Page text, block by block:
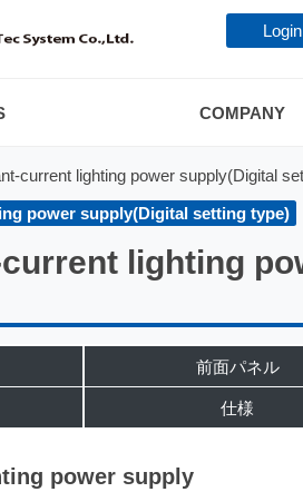
Login
COMPANY
current lighting power supply(Digital
power supply(Digital setting type)
lighting
前面パネル
仕様
power supply